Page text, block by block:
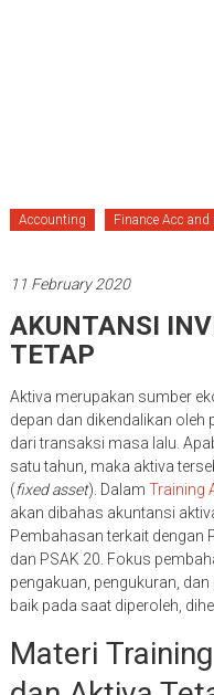
Accounting Finance Acc and
11 February 2020
AKUNTANSI
TETAP
Aktiva merupakan sumber
depan dan dikendalikan
dari transaksi masa lalu.
satu tahun, maka aktiva
(fixed asset). Dalam Training
akan dibahas akuntansi
Pembahasan terkait dengan
dan PSAK 20. Fokus
pengakuan, pengukuran,
baik pada saat diperoleh,
Materi